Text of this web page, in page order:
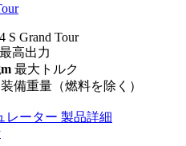
S Grand Tour
最高出力
最大トルク
装備重量（燃料を除く）
レーター 製品詳細